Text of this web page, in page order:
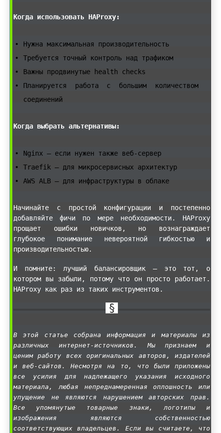
Когда использовать HAProxy:
Нужна максимальная производительность
Требуется точный контроль над трафиком
Важны продвинутые health checks
Планируется работа с большим количеством
соединений
Когда выбрать альтернативы:
Nginx — если нужен также веб-сервер
Traefik — для микросервисных архитектур
AWS ALB — для инфраструктуры в облаке
Начинайте с простой конфигурации и постепенно
добавляйте фичи по мере необходимости. HAProxy
прощает ошибки новичков, но вознаграждает
глубокое понимание невероятной гибкостью и
производительностью.
И помните: лучший балансировщик — это тот, о
котором вы забыли, потому что он просто работает.
HAProxy как раз из таких инструментов.
В этой статье собрана информация и материалы из
различных интернет-источников. Мы признаем и
ценим работу всех оригинальных авторов, издателей
и веб-сайтов. Несмотря на то, что были приложены
все усилия для надлежащего указания исходного
материала, любая непреднамеренная оплошность или
упущение не являются нарушением авторских прав.
Все упомянутые товарные знаки, логотипы и
изображения являются собственностью
соответствующих владельцев. Если вы считаете, что